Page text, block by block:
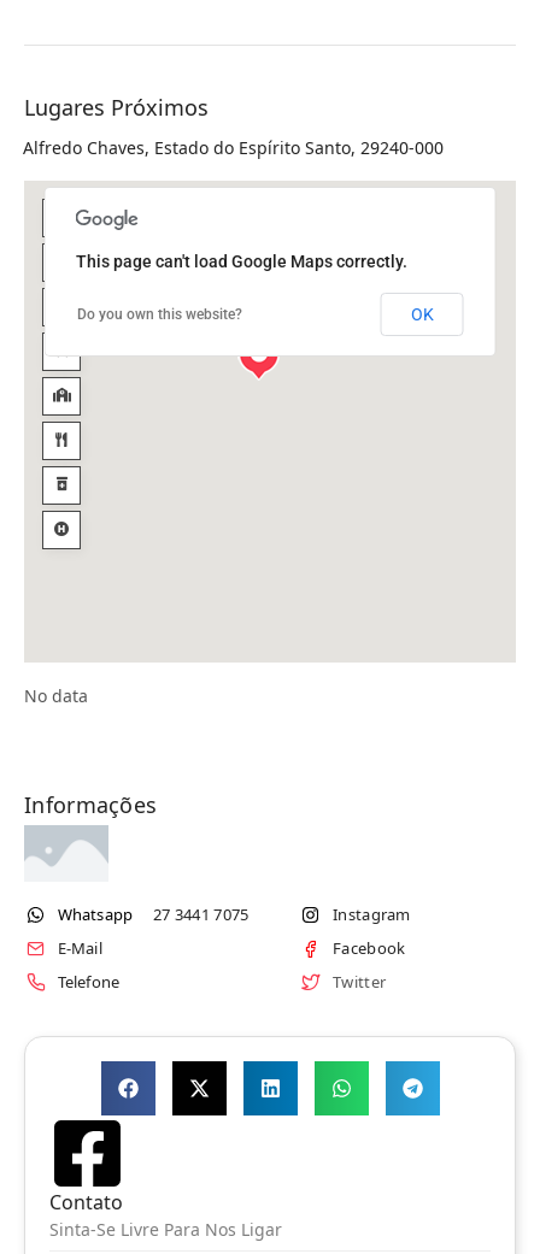
Lugares Próximos
Alfredo Chaves, Estado do Espírito Santo, 29240-000
This page can't load Google Maps correctly.
Do you own this website? OK
No data
Informações
Whatsapp
27 3441 7075
E-Mail
Telefone
Instagram
Facebook
Twitter
Contato
Sinta-Se Livre Para Nos Ligar